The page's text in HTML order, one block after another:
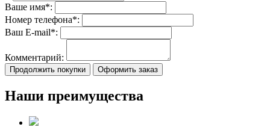
Ваше имя*:
Номер телефона*:
Ваш E-mail*:
Комментарий:
Продолжить покупки Оформить заказ
Наши преимущества